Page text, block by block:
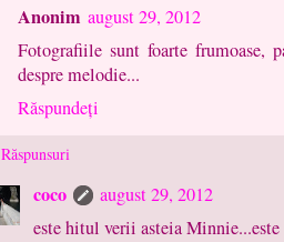
Anonim august 29, 2012
Fotografiile sunt foarte frumoase,
despre melodie...
Răspundeți
Răspunsuri
coco
august 29, 2012
este hitul verii asteia